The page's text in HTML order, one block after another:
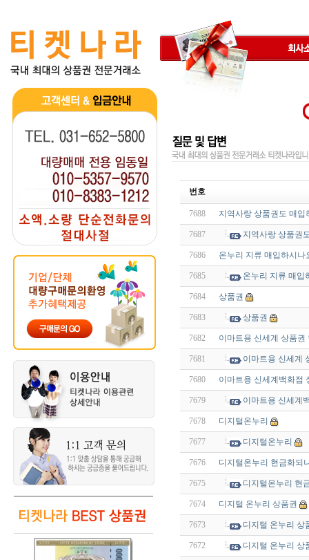
번호
7688 지역사랑 상품권도 매입
7687 지역사랑 상품권
7686 온누리 지류 매입하시나
7685 온누리 지류 매입
7684 상품권
7683 상품권
7682 이마트용 신세계 상품권
7681 이마트용 신세계
7680 이마트용 신세계백화점
7679 이마트용 신세계
7678 디지털온누리
7677 디지털온누리
7676 디지털온누리 현금화되
7675 디지털온누리 현
7674 디지털 온누리 상품권
7673 디지털 온누리 상
7672 디지털 온누리 상